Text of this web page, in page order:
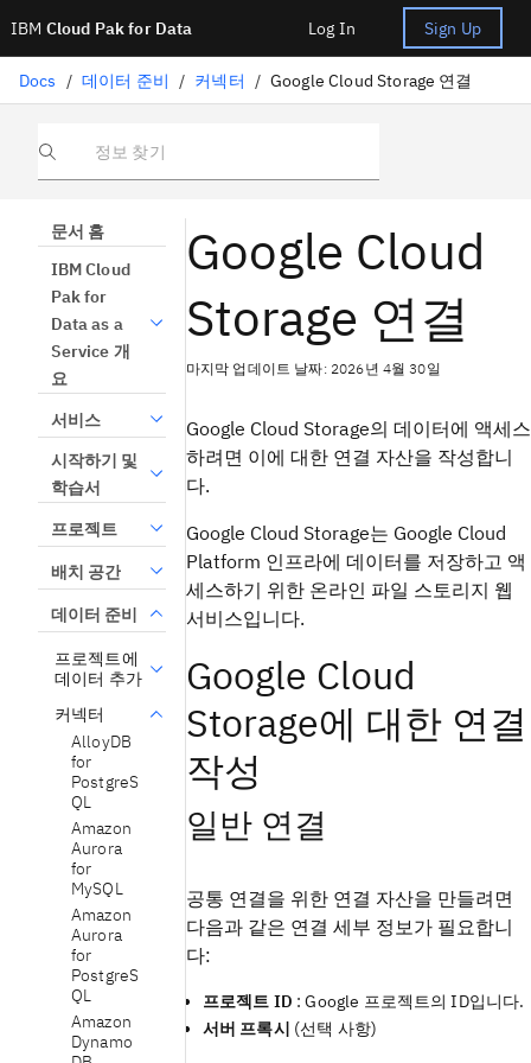
IBM Cloud Pak for Data Log In Sign Up
Docs / 데이터 준비 / 커넥터 / Google Cloud Storage 연결
정보 찾기
문서 홈
IBM Cloud
Pak for
Data as a
Service 개
요
서비스
시작하기 및
학습서
프로젝트
배치 공간
데이터 준비
프로젝트에
데이터 추가
커넥터
AlloyDB
for
PostgreS
QL
Amazon
Aurora
for
MySQL
Amazon
Aurora
for
PostgreS
QL
Amazon
Dynamo
Google Cloud
Storage 연결
마지막 업데이트 날짜: 2026년 4월 30일
Google Cloud Storage의 데이터에 액세스
하려면 이에 대한 연결 자산을 작성합니
다.
Google Cloud Storage는 Google Cloud
Platform 인프라에 데이터를 저장하고 액
세스하기 위한 온라인 파일 스토리지 웹
서비스입니다.
Google Cloud
Storage에 대한 연결
작성
일반 연결
공통 연결을 위한 연결 자산을 만들려면
다음과 같은 연결 세부 정보가 필요합니
다:
프로젝트 ID : Google 프로젝트의 ID입니다.
서버 프록시 (선택 사항)